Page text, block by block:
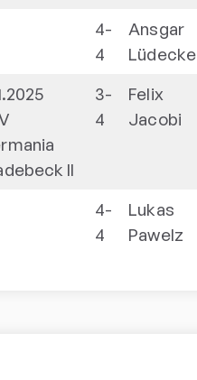
4-
4
Ansgar
Lüdecke
II
3-
4
Felix
Jacobi
4-
4
Lukas
Pawelz